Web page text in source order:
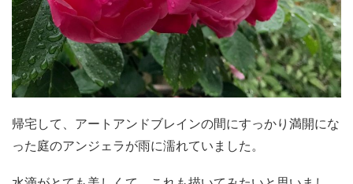
帰宅して、アートアンドブレインの間にすっかり満開にな
った庭のアンジェラが雨に濡れていました。